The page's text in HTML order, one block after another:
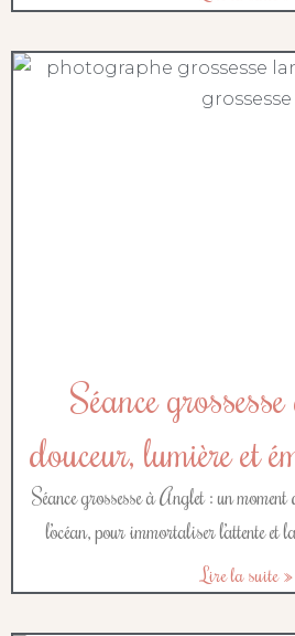
Séance
douceur, lumière et
Séance grossesse à Anglet : un
l’océan, pour immortaliser l’attente et
Lire la suite »